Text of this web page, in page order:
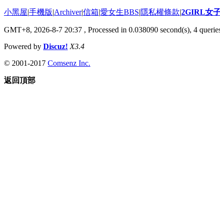
小黑屋|手機版|Archiver|信箱|愛女生BBS|隱私權條款|2GIRL女
GMT+8, 2026-8-7 20:37 , Processed in 0.038090 second(s), 4
Powered by Discuz! X3.4
© 2001-2017 Comsenz Inc.
返回頂部